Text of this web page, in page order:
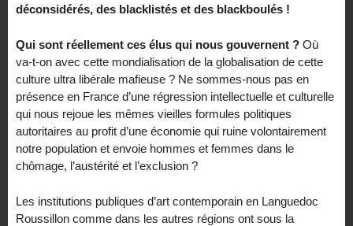
déconsidérés, des blacklistés et des blackboulés !
Qui sont réellement ces élus qui nous gouvernent ? Où
va-t-on avec cette mondialisation de la globalisation de cette
culture ultra libérale mafieuse ? Ne sommes-nous pas en
présence en France d’une régression intellectuelle et culturelle
qui nous rejoue les mêmes vieilles formules politiques
autoritaires au profit d’une économie qui ruine volontairement
notre population et envoie hommes et femmes dans le
chômage, l’austérité et l’exclusion ?
Les institutions publiques d’art contemporain en Languedoc
Roussillon comme dans les autres régions ont sous la